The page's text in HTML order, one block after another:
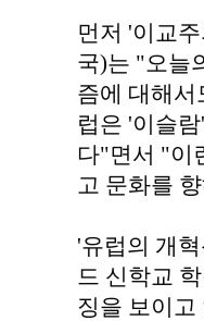
먼저 '이교
국)는 "오늘
즘에 대해
럽은 '이슬
다"면서 "이
고 문화를
'유럽의 개
드 신학교
징을 보이